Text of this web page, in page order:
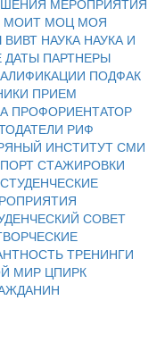
МОИТ МОЦ МОЯ
ВИВТ НАУКА НАУКА И
ДАТЫ ПАРТНЕРЫ
ПОДФАК
ПРИЕМ
ПРОФОРИЕНТАТОР
РИФ
ИНСТИТУТСМИ
СТАЖИРОВКИ
СТУДЕНЧЕСКИЕ
СОВЕТ
ТРЕНИНГИ
МИР ЦПИРК